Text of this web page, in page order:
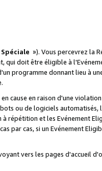
»). Vous percevrez la
qui doit être éligible à
programme donnant lieu à
cause en raison d'une
ou de logiciels automatisés,
à répétition et les Evénement
par cas, si un Evénement
vers les pages d'accueil